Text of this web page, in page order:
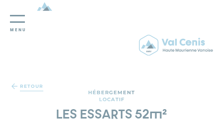
MENU
RETOUR
HÉBERGEMENT
LOCATIF
LES ESSARTS 52m²